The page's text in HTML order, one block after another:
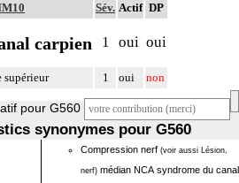
Sév. Actif DP
carpien 1 oui oui
supérieur 1 oui non
pour G560
synonymes pour G560
Compression nerf (voir aussi Lésion,
nerf) médian NCA syndrome du canal